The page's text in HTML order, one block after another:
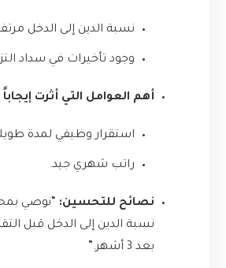
نسبة الدين إلى الدخل
وجود تأخيرات في سداد
أهم العوامل التي أثرت إيجاباً
استقرار وظيفي لمدة
راتب شهري جيد.
نصائح للتحسين: “نوصي
نسبة الدين إلى الدخل قبل
بعد 3 أشهر.”